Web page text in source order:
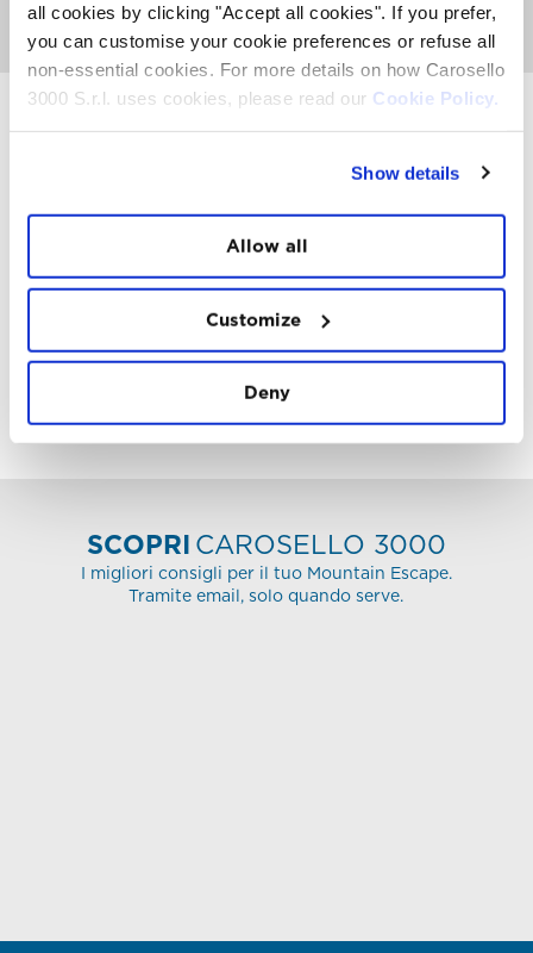
all cookies by clicking "Accept all cookies". If you prefer,
you can customise your cookie preferences or refuse all
non-essential cookies. For more details on how Carosello
3000 S.r.l. uses cookies, please read our Cookie Policy.
Show details
Allow all
Customize
Deny
VAI ALLA PAGINA DELLA SKY EXPERIENCE
#THEMOUNTAINISFREEDOM
FOLLOWUS
SCOPRICAROSELLO 3000
I migliori consigli per il tuo Mountain Escape.
Tramite email, solo quando serve.